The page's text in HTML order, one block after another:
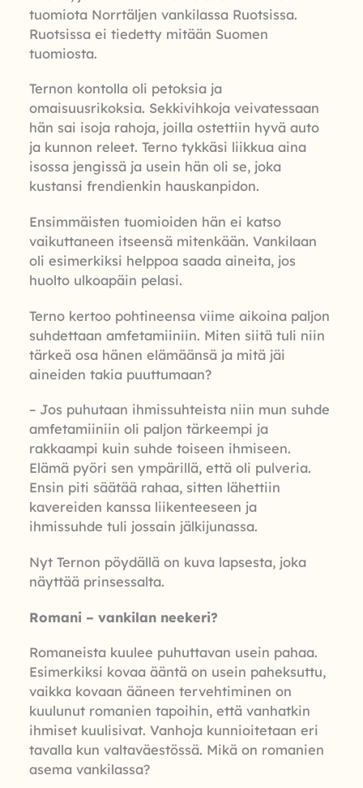
tuomiota Norrtäljen vankilassa Ruotsissa.
Ruotsissa ei tiedetty mitään Suomen
tuomiosta.
Ternon kontolla oli petoksia ja
omaisuusrikoksia. Sekkivihkoja veivatessaan
hän sai isoja rahoja, joilla ostettiin hyvä auto
ja kunnon releet. Terno tykkäsi liikkua aina
isossa jengissä ja usein hän oli se, joka
kustansi frendienkin hauskanpidon.
Ensimmäisten tuomioiden hän ei katso
vaikuttaneen itseensä mitenkään. Vankilaan
oli esimerkiksi helppoa saada aineita, jos
huolto ulkoapäin pelasi.
Terno kertoo pohtineensa viime aikoina paljon
suhdettaan amfetamiiniin. Miten siitä tuli niin
tärkeä osa hänen elämäänsä ja mitä jäi
aineiden takia puuttumaan?
– Jos puhutaan ihmissuhteista niin mun suhde
amfetamiiniin oli paljon tärkeempi ja
rakkaampi kuin suhde toiseen ihmiseen.
Elämä pyöri sen ympärillä, että oli pulveria.
Ensin piti säätää rahaa, sitten lähettiin
kavereiden kanssa liikenteeseen ja
ihmissuhde tuli jossain jälkijunassa.
Nyt Ternon pöydällä on kuva lapsesta, joka
näyttää prinsessalta.
Romani – vankilan neekeri?
Romaneista kuulee puhuttavan usein pahaa.
Esimerkiksi kovaa ääntä on usein paheksuttu,
vaikka kovaan ääneen tervehtiminen on
kuulunut romanien tapoihin, että vanhatkin
ihmiset kuulisivat. Vanhoja kunnioitetaan eri
tavalla kun valtaväestössä. Mikä on romanien
asema vankilassa?